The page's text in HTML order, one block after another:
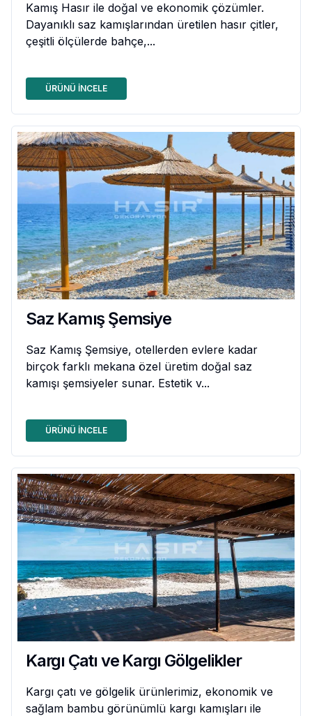
Kamış Hasır ile doğal ve ekonomik çözümler.
Dayanıklı saz kamışlarından üretilen hasır çitler,
çeşitli ölçülerde bahçe,...
ÜRÜNÜ İNCELE
Saz Kamış Şemsiye
Saz Kamış Şemsiye, otellerden evlere kadar
birçok farklı mekana özel üretim doğal saz
kamışı şemsiyeler sunar. Estetik v...
ÜRÜNÜ İNCELE
Kargı Çatı ve Kargı Gölgelikler
Kargı çatı ve gölgelik ürünlerimiz, ekonomik ve
sağlam bambu görünümlü kargı kamışları ile